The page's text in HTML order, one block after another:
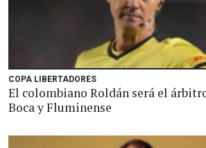
COPA LIBERTADORES
El colombiano Roldán será el
Boca y Fluminense